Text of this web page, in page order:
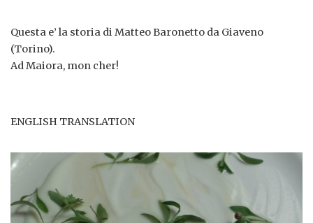
Questa e’ la storia di Matteo Baronetto da Giaveno
(Torino).
Ad Maiora, mon cher!
ENGLISH TRANSLATION